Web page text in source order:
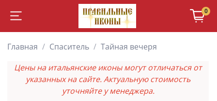
0
Главная Спаситель
Тайная вечеря
Цены на итальянские иконы могут отличаться от
указанных на сайте. Актуальную стоимость
уточняйте у менеджера.